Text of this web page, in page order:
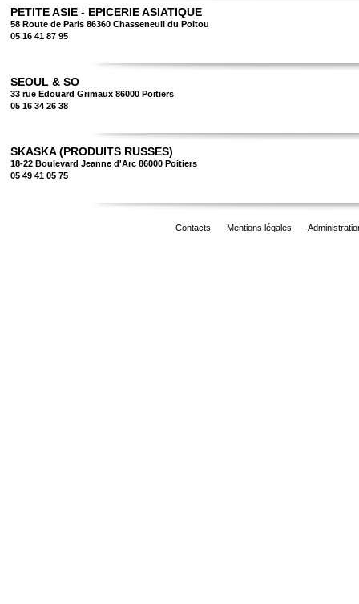
PETITE ASIE - EPICERIE ASIATIQUE
58 Route de Paris 86360 Chasseneuil du Poitou
05 16 41 87 95
SEOUL & SO
33 rue Edouard Grimaux 86000 Poitiers
05 16 34 26 38
SKASKA (PRODUITS RUSSES)
18-22 Boulevard Jeanne d'Arc 86000 Poitiers
05 49 41 05 75
Contacts Mentions légales